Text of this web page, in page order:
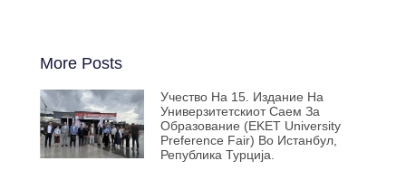
More Posts
Учество На 15. Издание На
Универзитетскиот Саем За
Образование (EKET University
Preference Fair) Во Истанбул,
Република Турција.